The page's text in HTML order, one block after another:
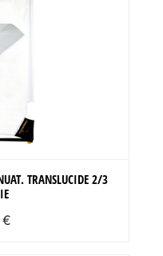
TRANSLUCIDE 2/3
€